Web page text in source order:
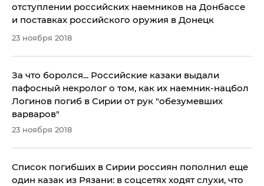
отступлении российских наемников на Донбассе
и поставках российского оружия в Донецк
23 ноября 2018
За что боролся... Российские казаки выдали
пафосный некролог о том, как их наемник-нацбол
Логинов погиб в Сирии от рук "обезумевших
варваров"
23 ноября 2018
​Список погибших в Сирии россиян пополнил еще
один казак из Рязани: в соцсетях ходят слухи, что